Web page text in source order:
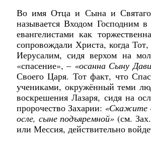
Во имя Отца и Сына и Святаго
называется Входом Господним
евангелистами как
сопровождали Христа, когда
Иерусалим, сидя верхом на
«спасение», – «осанна Сыну
Своего Царя. Тот факт, что
учениками, окружённый теми
воскрешения Лазаря, сидя на
пророчество Захарии: «Скажите
осле, сыне подъяремной» (см.
или Мессия, действительно